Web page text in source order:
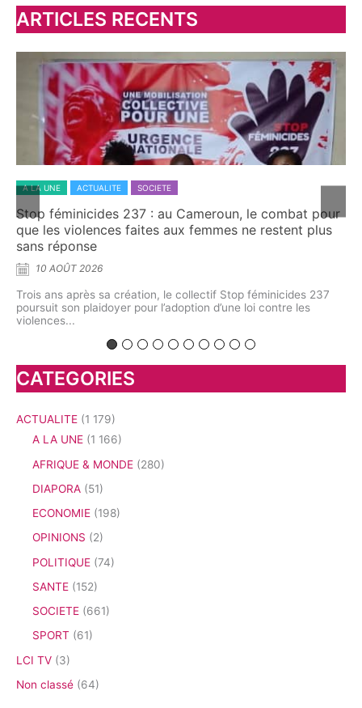
ARTICLES RECENTS
pour
237
A LA UNE ACTUALITE SANTE
Tchago François Edmond, une recherche pionnière
sur la réponse immunitaire face à la schistosomiase
génitale féminine au Cameroun
8 AOÛT 2026
À l’Université Catholique d’Afrique Centrale (UCAC), Tchago
François Edmond a soutenu une thèse de Doctorat/PhD en
Biologie Clinique, option Immunologie,...
CATEGORIES
ACTUALITE (1 179)
A LA UNE (1 166)
AFRIQUE & MONDE (280)
DIAPORA (51)
ECONOMIE (198)
OPINIONS (2)
POLITIQUE (74)
SANTE (152)
SOCIETE (661)
SPORT (61)
LCI TV (3)
Non classé (64)